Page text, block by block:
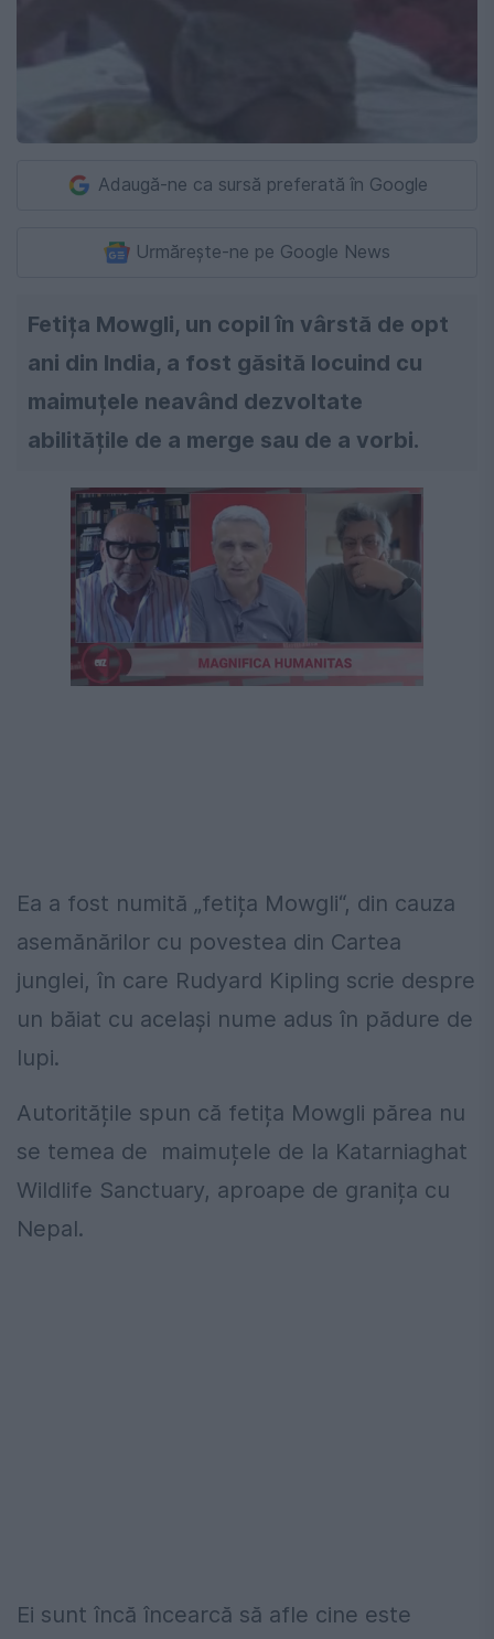
Adaugă-ne ca sursă preferată în Google
Urmărește-ne pe Google News
Fetița Mowgli, un copil în vârstă de opt
ani din India, a fost găsită locuind cu
maimuțele neavând dezvoltate
abilitățile de a merge sau de a vorbi.
Următorul videoclip în 4 Anulează
Ea a fost numită „fetița Mowgli“, din cauza
asemănărilor cu povestea din Cartea
junglei, în care Rudyard Kipling scrie despre
un băiat cu același nume adus în pădure de
lupi.
Autoritățile spun că fetița Mowgli părea nu
se temea de maimuțele de la Katarniaghat
Wildlife Sanctuary, aproape de granița cu
Nepal.
Ei sunt încă încearcă să afle cine este